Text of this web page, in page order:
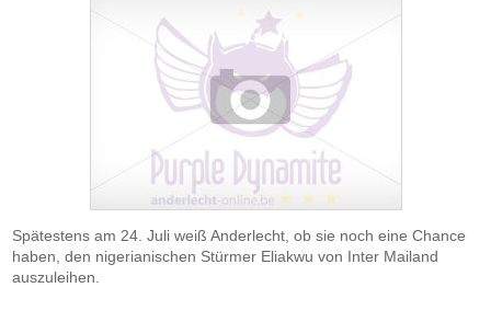
Spätestens am 24. Juli weiß Anderlecht, ob sie noch eine Chance
haben, den nigerianischen Stürmer Eliakwu von Inter Mailand
auszuleihen.